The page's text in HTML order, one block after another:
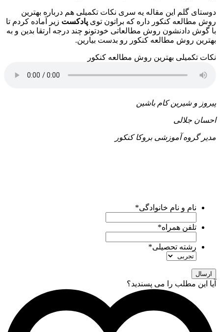
دوستای گلم این مقاله یه سری نکات تکمیلی هم درباره بهترین
روش مطالعه کنکور داره که براتون توی پادکست زیر آماده کردم تا
با گوش دادنشون روش مطالعاتی خودتونو چند درجه ارتقا بدین و به
بهترین روش مطالعه کنکور رو بدست بیارین.
نکات تکمیلی بهترین روش مطالعه کنکور
پیروز و شیرین کام باشین
احسان جلالی
مدیر گروه آموزشی بروکا کنکور
نام و نام خانوادگی*
تلفن همراه*
رشته تحصیلی*
آیا این مطلب را می پسندید؟